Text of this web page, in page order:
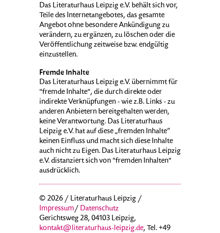
Das Literaturhaus Leipzig e.V. behält sich vor,
Teile des Internetangebotes, das gesamte
Angebot ohne besondere Ankündigung zu
verändern, zu ergänzen, zu löschen oder die
Veröffentlichung zeitweise bzw. endgültig
einzustellen.
Fremde Inhalte
Das Literaturhaus Leipzig e.V. übernimmt für
"fremde Inhalte", die durch direkte oder
indirekte Verknüpfungen - wie z.B. Links - zu
anderen Anbietern bereitgehalten werden,
keine Verantwortung. Das Literaturhaus
Leipzig e.V. hat auf diese „fremden Inhalte“
keinen Einfluss und macht sich diese Inhalte
auch nicht zu Eigen. Das Literaturhaus Leipzig
e.V. distanziert sich von "fremden Inhalten"
ausdrücklich.
© 2026 / Literaturhaus Leipzig /
Impressum/ Datenschutz
Gerichtsweg 28, 04103 Leipzig,
kontakt@literaturhaus-leipzig.de, Tel. +49